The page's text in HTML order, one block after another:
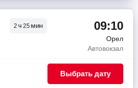
2ч 25 мин 09:10
Орел
Автовокзал
Выбрать дату